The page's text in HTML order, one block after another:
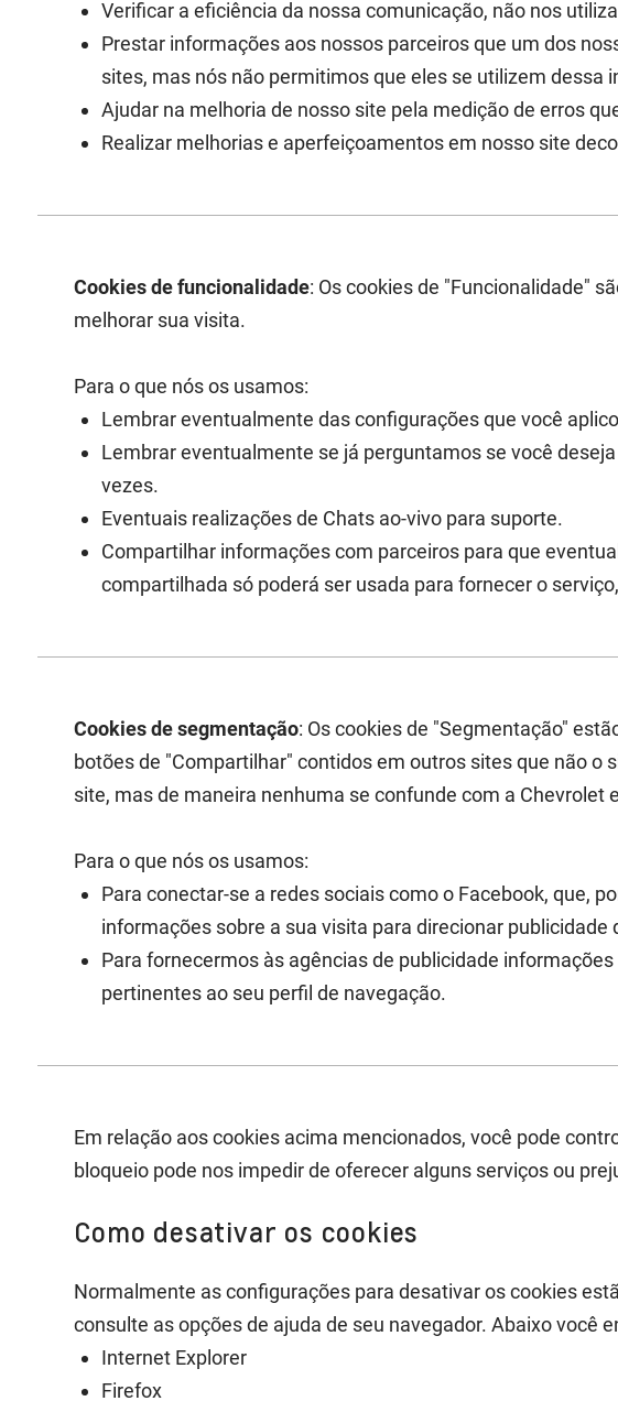
Verificar a eficiência da nossa comunicação, não nos
Prestar informações aos nossos parceiros que um dos
sites, mas nós não permitimos que eles se utilizem
Ajudar na melhoria de nosso site pela medição de erros
Realizar melhorias e aperfeiçoamentos em nosso site
Cookies de funcionalidade: Os cookies de "Funcionalidade"
melhorar sua visita.
Para o que nós os usamos:
Lembrar eventualmente das configurações que você
Lembrar eventualmente se já perguntamos se você
vezes.
Eventuais realizações de Chats ao-vivo para suporte.
Compartilhar informações com parceiros para que
compartilhada só poderá ser usada para fornecer o
Cookies de segmentação: Os cookies de "Segmentação"
botões de "Compartilhar" contidos em outros sites que não o
site, mas de maneira nenhuma se confunde com a Chevrolet
Para o que nós os usamos:
Para conectar-se a redes sociais como o Facebook, que,
informações sobre a sua visita para direcionar
Para fornecermos às agências de publicidade
pertinentes ao seu perfil de navegação.
Em relação aos cookies acima mencionados, você pode
bloqueio pode nos impedir de oferecer alguns serviços ou
Como desativar os cookies
Normalmente as configurações para desativar os cookies
consulte as opções de ajuda de seu navegador. Abaixo você
Internet Explorer
Firefox